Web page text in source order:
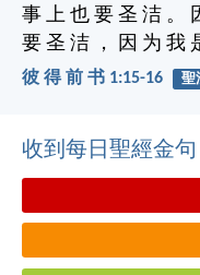
事 上 也 要 圣 洁 。
要 圣 洁 ， 因 为 我
彼 得 前 书 1:15-16 聖
收到每日聖經金句